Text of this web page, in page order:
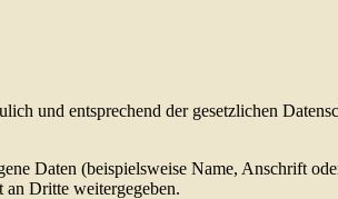
und entsprechend der gesetzlichen
Daten (beispielsweise Name, Anschrift
Dritte weitergegeben.